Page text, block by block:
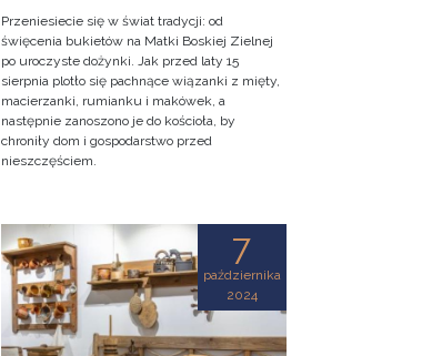
Przeniesiecie się w świat tradycji: od
święcenia bukietów na Matki Boskiej Zielnej
po uroczyste dożynki. Jak przed laty 15
sierpnia plotło się pachnące wiązanki z mięty,
macierzanki, rumianku i makówek, a
następnie zanoszono je do kościoła, by
chroniły dom i gospodarstwo przed
nieszczęściem.
7
października
2024